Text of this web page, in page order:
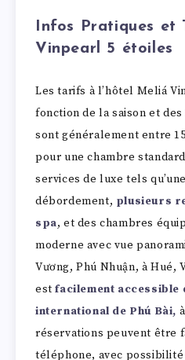
Infos Pratiques et
Vinpearl 5 étoiles
Les tarifs à l’hôtel Meliá
fonction de la saison et
sont généralement entre
pour une chambre
services de luxe tels
débordement, plusieurs
spa, et des chambres
moderne avec vue
Vương, Phú Nhuận, à Hué,
estfacilement accessible
international de Phú Bài,
réservations peuvent être
téléphone, avec